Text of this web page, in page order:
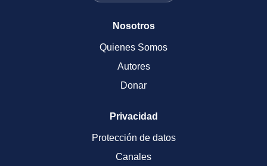
Nosotros
Quienes Somos
Autores
Donar
Privacidad
Protección de datos
Canales